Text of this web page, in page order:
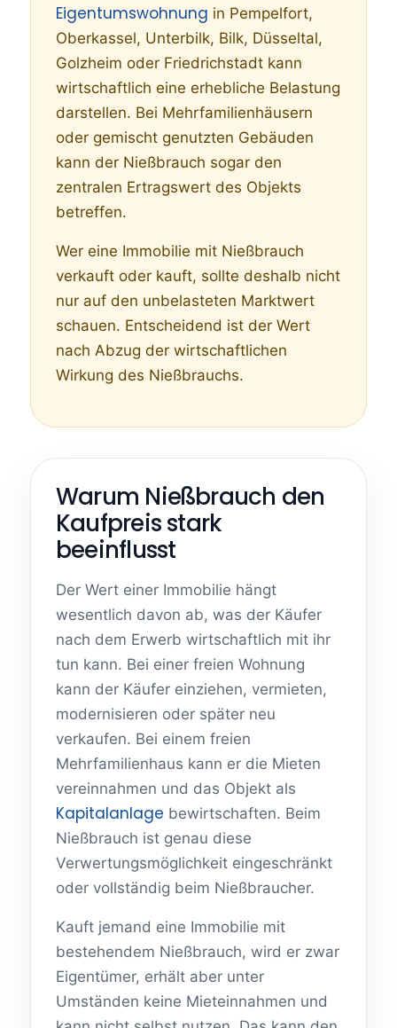
Eigentumswohnung in Pempelfort,
Oberkassel, Unterbilk, Bilk, Düsseltal,
Golzheim oder Friedrichstadt kann
wirtschaftlich eine erhebliche Belastung
darstellen. Bei Mehrfamilienhäusern
oder gemischt genutzten Gebäuden
kann der Nießbrauch sogar den
zentralen Ertragswert des Objekts
betreffen.
Wer eine Immobilie mit Nießbrauch
verkauft oder kauft, sollte deshalb nicht
nur auf den unbelasteten Marktwert
schauen. Entscheidend ist der Wert
nach Abzug der wirtschaftlichen
Wirkung des Nießbrauchs.
Warum Nießbrauch den
Kaufpreis stark
beeinflusst
Der Wert einer Immobilie hängt
wesentlich davon ab, was der Käufer
nach dem Erwerb wirtschaftlich mit ihr
tun kann. Bei einer freien Wohnung
kann der Käufer einziehen, vermieten,
modernisieren oder später neu
verkaufen. Bei einem freien
Mehrfamilienhaus kann er die Mieten
vereinnahmen und das Objekt als
Kapitalanlage bewirtschaften. Beim
Nießbrauch ist genau diese
Verwertungsmöglichkeit eingeschränkt
oder vollständig beim Nießbraucher.
Kauft jemand eine Immobilie mit
bestehendem Nießbrauch, wird er zwar
Eigentümer, erhält aber unter
Umständen keine Mieteinnahmen und